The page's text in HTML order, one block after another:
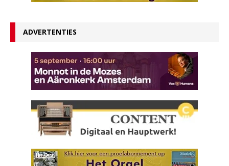
ADVERTENTIES